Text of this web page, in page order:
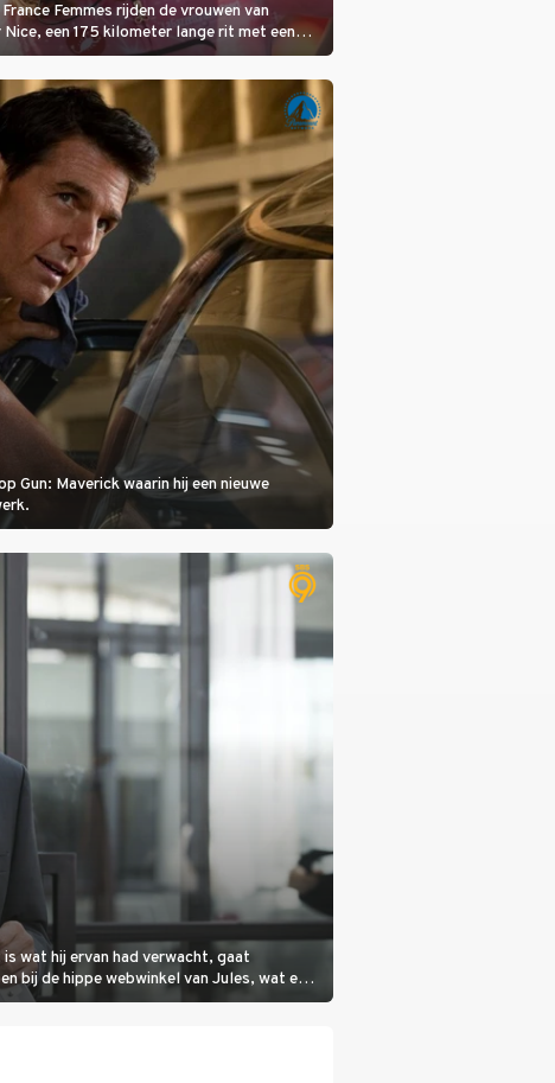
Femmes rijden de vrouwen van
Nice, een 175 kilometer lange rit met een
in het midden. Dat is mogelijk niet de
dat is de temperatuur. Het kan in Nice
worden.
Gun: Maverick waarin hij een nieuwe
wat hij ervan had verwacht, gaat
bij de hippe webwinkel van Jules, wat een